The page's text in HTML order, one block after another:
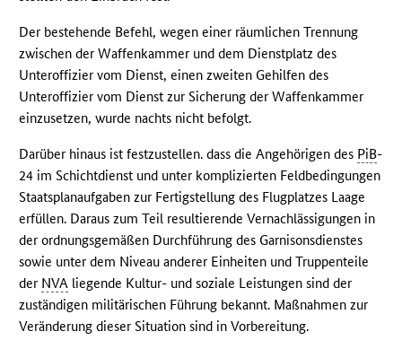
Der bestehende Befehl, wegen einer räumlichen Trennung
zwischen der Waffenkammer und dem Dienstplatz des
Unteroffizier vom Dienst, einen zweiten Gehilfen des
Unteroffizier vom Dienst zur Sicherung der Waffenkammer
einzusetzen, wurde nachts nicht befolgt.
Darüber hinaus ist festzustellen. dass die Angehörigen des PiB-
24 im Schichtdienst und unter komplizierten Feldbedingungen
Staatsplanaufgaben zur Fertigstellung des Flugplatzes Laage
erfüllen. Daraus zum Teil resultierende Vernachlässigungen in
der ordnungsgemäßen Durchführung des Garnisonsdienstes
sowie unter dem Niveau anderer Einheiten und Truppenteile
der NVA liegende Kultur- und soziale Leistungen sind der
zuständigen militärischen Führung bekannt. Maßnahmen zur
Veränderung dieser Situation sind in Vorbereitung.